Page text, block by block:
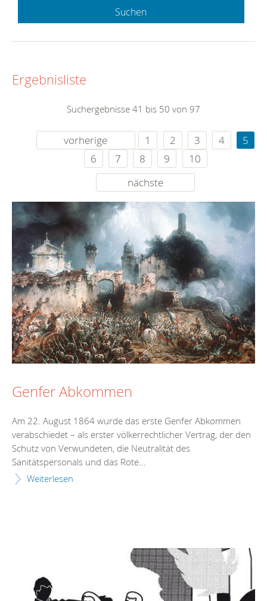
Suchen
Ergebnisliste
Suchergebnisse 41 bis 50 von 97
vorherige 1 2 3 4
5
6
7 8 9
10
nächste
Genfer Abkommen
Am 22. August 1864 wurde das erste Genfer Abkommen
verabschiedet – als erster völkerrechtlicher Vertrag, der den
Schutz von Verwundeten, die Neutralität des
Sanitätspersonals und das Rote...
Weiterlesen